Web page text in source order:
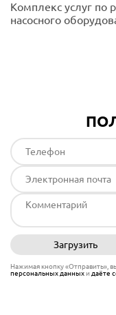
Комплекс услуг по
насосного
Загрузить
Нажимая кнопку «Отправить»,
персональных данныхи даёте